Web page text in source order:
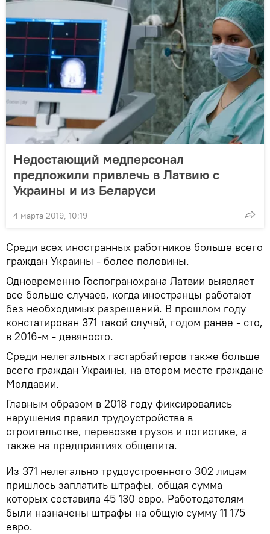
Недостающий медперсонал
предложили привлечь в Латвию с
Украины и из Беларуси
4 марта 2019, 10:19
Среди всех иностранных работников больше всего
граждан Украины - более половины.
Одновременно Госпогранохрана Латвии выявляет
все больше случаев, когда иностранцы работают
без необходимых разрешений. В прошлом году
констатирован 371 такой случай, годом ранее - сто,
в 2016-м - девяносто.
Среди нелегальных гастарбайтеров также больше
всего граждан Украины, на втором месте граждане
Молдавии.
Главным образом в 2018 году фиксировались
нарушения правил трудоустройства в
строительстве, перевозке грузов и логистике, а
также на предприятиях общепита.
Из 371 нелегально трудоустроенного 302 лицам
пришлось заплатить штрафы, общая сумма
которых составила 45 130 евро. Работодателям
были назначены штрафы на общую сумму 11 175
евро.